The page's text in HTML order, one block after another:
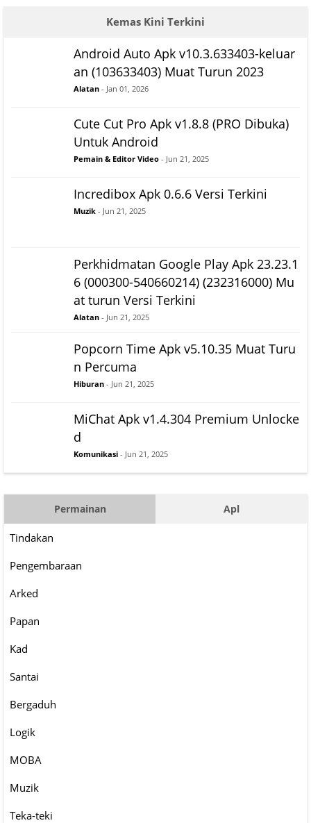
Kemas Kini Terkini
Android Auto Apk v10.3.633403-keluar
an (103633403) Muat Turun 2023
Alatan - Jan 01, 2026
Cute Cut Pro Apk v1.8.8 (PRO Dibuka)
Untuk Android
Pemain & Editor Video - Jun 21, 2025
Incredibox Apk 0.6.6 Versi Terkini
Muzik - Jun 21, 2025
Perkhidmatan Google Play Apk 23.23.1
6 (000300-540660214) (232316000) Mu
at turun Versi Terkini
Alatan - Jun 21, 2025
Popcorn Time Apk v5.10.35 Muat Turu
n Percuma
Hiburan - Jun 21, 2025
MiChat Apk v1.4.304 Premium Unlocke
d
Komunikasi - Jun 21, 2025
Permainan Apl
Tindakan
Pengembaraan
Arked
Papan
Kad
Santai
Bergaduh
Logik
MOBA
Muzik
Teka-teki